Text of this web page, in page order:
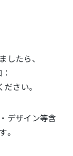
したら、
さい。
デザイン等含
。